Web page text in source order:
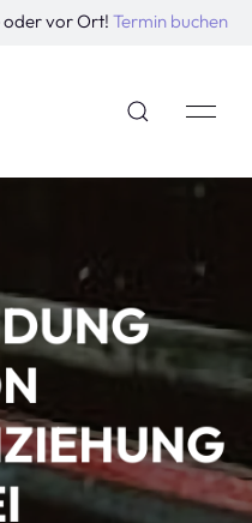
oder vor Ort! Termin buchen